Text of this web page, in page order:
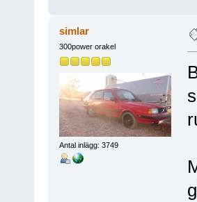
simlar
300power orakel
Antal inlägg: 3749